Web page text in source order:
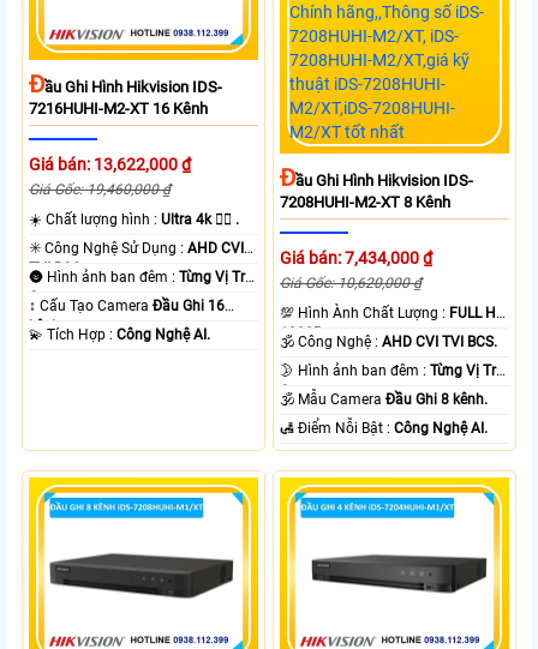
ĐẦu Ghi Hình Hikvision IDS-
7216HUHI-M2-XT 16 Kênh
Giá bán: 13,622,000 ₫
Giá Gốc: 19,460,000 ₫
☀️ Chất lượng hình :Ultra 4k 👍🏾 .
✳️ Công Nghệ Sử Dụng :AHD CVI
TVI BCS.
🌚 Hình ảnh ban đêm :Từng Vị Trí
Camera .
↕️ Cấu Tạo CameraĐầu Ghi 16
kênh.
️💫 Tích Hợp :Công Nghệ AI.
ĐẦu Ghi Hình Hikvision IDS-
7208HUHI-M2-XT 8 Kênh
Giá bán: 7,434,000 ₫
Giá Gốc: 10,620,000 ₫
💯 Hình Ành Chất Lượng : FULL HD
1080P .
🕉️ Công Nghệ :AHD CVI TVI BCS.
🌛 Hình ảnh ban đêm :Từng Vị Trí
Camera .
🕉️ Mẫu CameraĐầu Ghi 8 kênh.
️🛃 Điểm Nỗi Bật :Công Nghệ AI.